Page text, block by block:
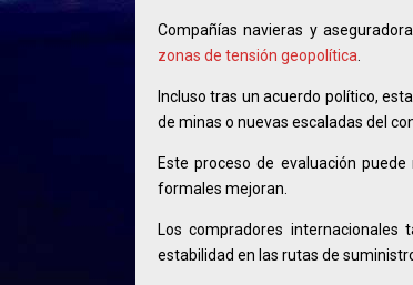
Compañías navieras y
zonas de tensión geopolítica
Incluso tras un acuerdo político,
de minas o nuevas escaladas del
Este proceso de evaluación
formales mejoran.
Los compradores
estabilidad en las rutas de